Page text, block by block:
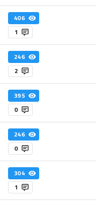
406
1
246
2
395
0
246
0
304
1